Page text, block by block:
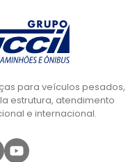
para veículos pesados,
estrutura, atendimento
e internacional.